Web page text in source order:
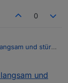
0
und stürzt
mal mit
und